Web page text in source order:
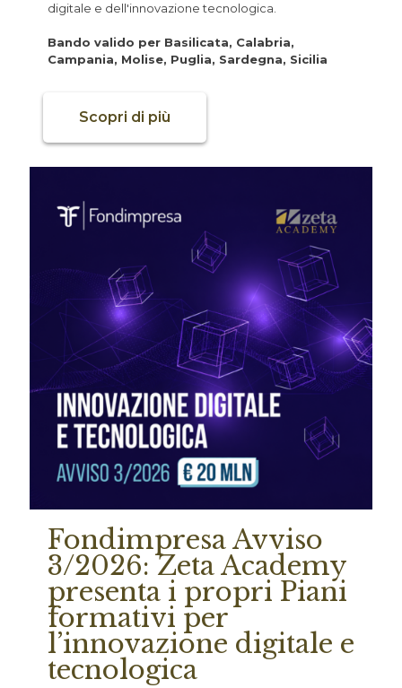
digitale e dell'innovazione tecnologica.
Bando valido per Basilicata, Calabria,
Campania, Molise, Puglia, Sardegna, Sicilia
Scopri di più
Fondimpresa Avviso
3/2026: Zeta Academy
presenta i propri Piani
formativi per
l’innovazione digitale e
tecnologica